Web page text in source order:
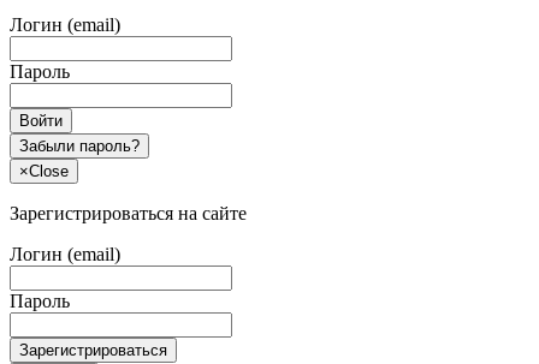
Логин (email)
Пароль
Войти
Забыли пароль?
×Close
Зарегистрироваться на сайте
Логин (email)
Пароль
Зарегистрироваться